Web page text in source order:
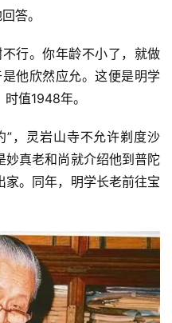
答。
行。你年龄不小了，就做
他欣然应允。这便是明学
值1948年。
”，灵岩山寺不允许剃度沙
妙真老和尚就介绍他到普陀
家。同年，明学长老前往宝